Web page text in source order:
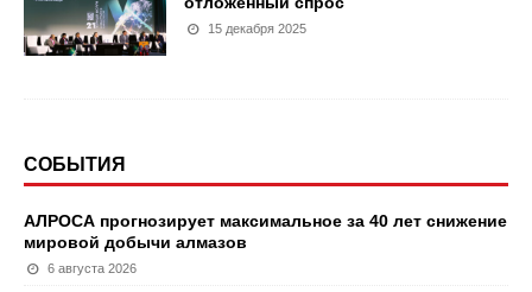
15 декабря 2025
СОБЫТИЯ
АЛРОСА прогнозирует максимальное за 40 лет снижение
мировой добычи алмазов
6 августа 2026